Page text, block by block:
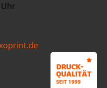
Uhr